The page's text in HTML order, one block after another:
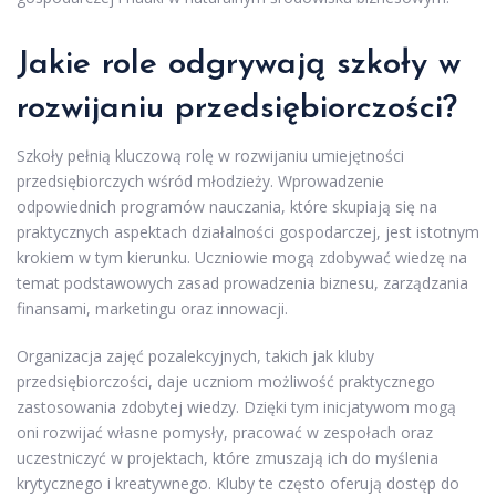
Jakie role odgrywają szkoły w
rozwijaniu przedsiębiorczości?
Szkoły pełnią kluczową rolę w rozwijaniu umiejętności
przedsiębiorczych wśród młodzieży. Wprowadzenie
odpowiednich programów nauczania, które skupiają się na
praktycznych aspektach działalności gospodarczej, jest istotnym
krokiem w tym kierunku. Uczniowie mogą zdobywać wiedzę na
temat podstawowych zasad prowadzenia biznesu, zarządzania
finansami, marketingu oraz innowacji.
Organizacja zajęć pozalekcyjnych, takich jak kluby
przedsiębiorczości, daje uczniom możliwość praktycznego
zastosowania zdobytej wiedzy. Dzięki tym inicjatywom mogą
oni rozwijać własne pomysły, pracować w zespołach oraz
uczestniczyć w projektach, które zmuszają ich do myślenia
krytycznego i kreatywnego. Kluby te często oferują dostęp do